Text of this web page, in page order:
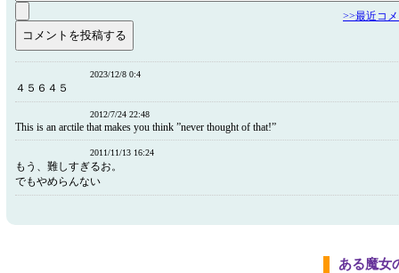
>>最近コ
2023/12/8 0:4
４５６４５
2012/7/24 22:48
This is an arctile that makes you think ”never thought of that!”
2011/11/13 16:24
もう、難しすぎるお。
でもやめらんない
ある魔女